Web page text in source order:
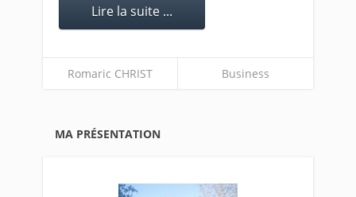
Lire la suite ...
Romaric CHRIST Business
MA PRÉSENTATION